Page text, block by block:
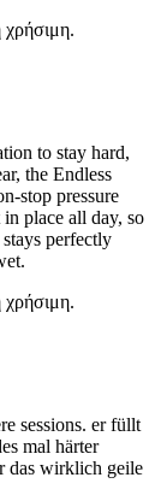
χρήσιμη.
to stay hard,
the Endless
stop pressure
place all day, so
perfectly
χρήσιμη.
sessions. er füllt
mal härter
das wirklich geile